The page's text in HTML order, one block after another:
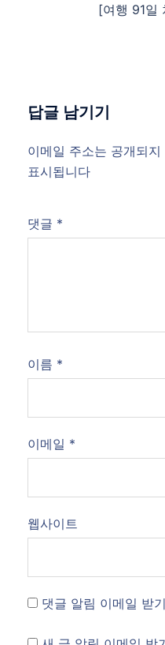
[여행 91일
답글 남기기
이메일 주소는 공개되지
표시됩니다
댓글 *
이름 *
이메일 *
웹사이트
댓글 알림 이메일 받기